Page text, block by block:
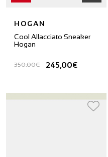
HOGAN
Cool Allacciato Sneaker
Hogan
350,00€ 245,00€